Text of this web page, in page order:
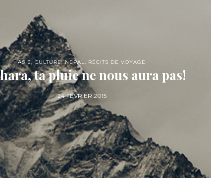
ASIE, CULTURE,NEPAL, RÉCITS DE VOYAGE
ta pluie ne nous aura pas!
24 FÉVRIER 2015